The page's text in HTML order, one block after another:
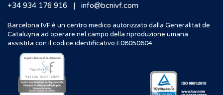
+34 934 176 916
| info@bcnivf.com
Barcelona IVF è un centro medico autorizzato dalla Generalitat de
Cataluyna ad operare nel campo della riproduzione umana
assistita con il codice identificativo E08050604.